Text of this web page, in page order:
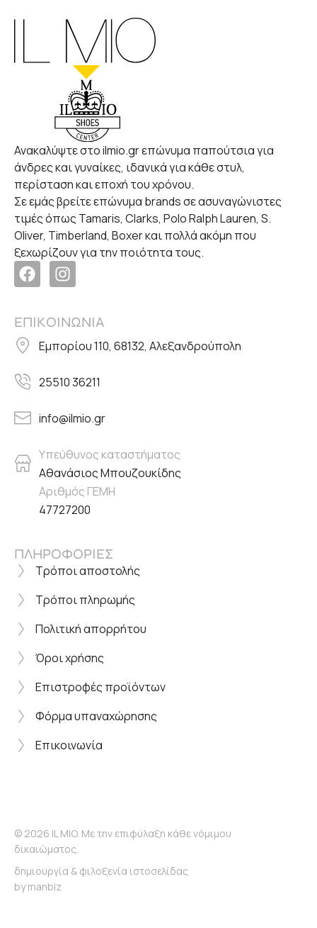
Ανακαλύψτε στο ilmio.gr επώνυμα παπούτσια για
άνδρες και γυναίκες, ιδανικά για κάθε στυλ,
περίσταση και εποχή του χρόνου.
Σε εμάς βρείτε επώνυμα brands σε ασυναγώνιστες
τιμές όπως Tamaris, Clarks, Polo Ralph Lauren, S.
Oliver, Timberland, Boxer και πολλά ακόμη που
ξεχωρίζουν για την ποιότητα τους.
ΕΠΙΚΟΙΝΩΝΙΑ
Εμπορίου 110, 68132, Αλεξανδρούπολη
25510 36211
info@ilmio.gr
Υπεύθυνος καταστήματος
Αθανάσιος Μπουζουκίδης
Αριθμός ΓΕΜΗ
47727200
ΠΛΗΡΟΦΟΡΙΕΣ
Τρόποι αποστολής
Τρόποι πληρωμής
Πολιτική απορρήτου
Όροι χρήσης
Επιστροφές προϊόντων
Φόρμα υπαναχώρησης
Επικοινωνία
© 2026 IL MIO. Με την επιφύλαξη κάθε νόμιμου
δικαιώματος.
δημιουργία & φιλοξενία ιστοσελίδας
bymanbiz